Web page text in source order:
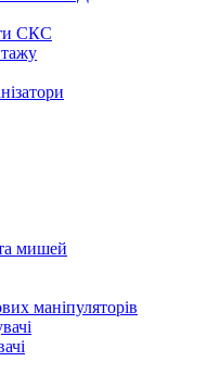
СКС
мишей
маніпуляторів